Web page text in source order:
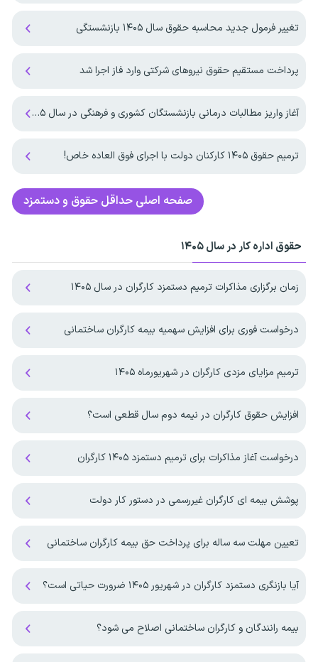
تغییر فرمول جدید محاسبه حقوق سال ۱۴۰۵ بازنشستگی
پرداخت مستقیم حقوق نیروهای شرکتی وارد فاز اجرا شد
آغاز واریز مطالبات درمانی بازنشستگان کشوری و فرهنگی در سال ۱۴۰۵
ترمیم حقوق ۱۴۰۵ کارکنان دولت با اجرای فوق العاده خاص!
صفحه اصلی حداقل حقوق و دستمزد
حقوق اداره کار در سال ۱۴۰۵
زمان برگزاری مذاکرات ترمیم دستمزد کارگران در سال ۱۴۰۵
درخواست فوری برای افزایش سهمیه بیمه کارگران ساختمانی
ترمیم مزایای مزدی کارگران در شهریورماه ۱۴۰۵
افزایش حقوق کارگران در نیمه دوم سال قطعی است؟
درخواست آغاز مذاکرات برای ترمیم دستمزد ۱۴۰۵ کارگران
پوشش بیمه ای کارگران غیررسمی در دستور کار دولت
تعیین مهلت سه ساله برای پرداخت حق بیمه کارگران ساختمانی
آیا بازنگری دستمزد کارگران در شهریور ۱۴۰۵ ضرورت حیاتی است؟
بیمه رانندگان و کارگران ساختمانی اصلاح می شود؟